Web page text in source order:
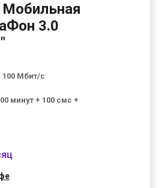
Мобильная
3.0
100 Мбит/с
минут + 100 смс +